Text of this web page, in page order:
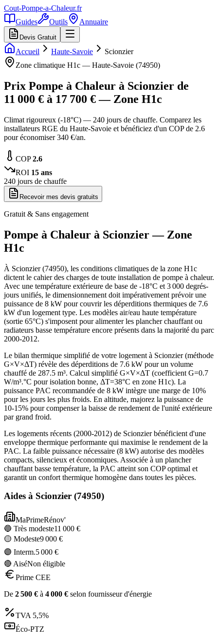
Cout-Pompe-a-Chaleur.fr
Guides
Outils Annuaire
Devis Gratuit
Accueil Haute-Savoie
Scionzier
Zone climatique H1c — Haute-Savoie (74950)
Prix Pompe à Chaleur à Scionzier de
11 000 € à 17 700 € — Zone H1c
Climat rigoureux (-18°C) — 240 jours de chauffe. Comparez les
installateurs RGE du Haute-Savoie et bénéficiez d'un COP de 2.6
pour économiser 340 €/an.
COP2.6
ROI 15 ans
240 jours de chauffe
Recevoir mes devis gratuits
Gratuit & Sans engagement
Pompe à Chaleur à Scionzier— Zone
H1c
À Scionzier (74950), les conditions climatiques de la zone H1c
dictent le cahier des charges de toute installation de pompe à chaleur.
Avec une température extérieure de base de -18°C et 3 000 degrés-
jours unifiés, le dimensionnement doit impérativement prévoir une
puissance de 8 kW pour couvrir les déperditions thermiques de 7.6
kW d'un logement type. Les modèles air/eau haute température
(sortie 65°C) s'imposent pour alimenter les plancher chauffant ou
radiateurs basse température encore présents dans la majorité du parc
2000-2012.
Le bilan thermique simplifié de votre logement à Scionzier (méthode
G×V×ΔT) révèle des déperditions de 7.6 kW pour un volume
chauffé de 287.5 m³. Calcul simplifié G×V×ΔT (coefficient G=0.7
W/m³.°C pour isolation bonne, ΔT=38°C en zone H1c). La
puissance PAC recommandée de 8 kW intègre une marge de 10%
pour les jours les plus froids. En altitude, majorez la puissance de
10-15% pour compenser la baisse de rendement de l'unité extérieure
par grand froid.
Les logements récents (2000-2012) de Scionzier bénéficient d'une
enveloppe thermique performante qui maximise le rendement de la
PAC. La faible puissance nécessaire (8 kW) autorise des modèles
compacts, silencieux et économiques. Associée à un plancher
chauffant basse température, la PAC atteint son COP optimal et
garantit un confort thermique homogène dans toutes les pièces.
Aides à Scionzier (74950)
MaPrimeRénov'
🔵 Très modeste11 000 €
🟡 Modeste9 000 €
🟣 Interm.5 000 €
🔴 AiséNon éligible
Prime CEE
De 2 500 € à 4 000 € selon fournisseur d'énergie
TVA 5,5%
Éco-PTZ